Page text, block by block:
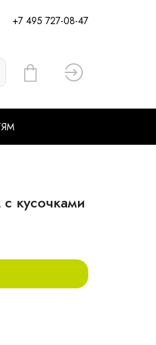
+7 495 727-08-47
Вход
кусочками